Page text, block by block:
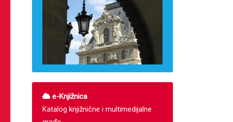
e-Knjižnica
Katalog knjižnične i multimedijalne